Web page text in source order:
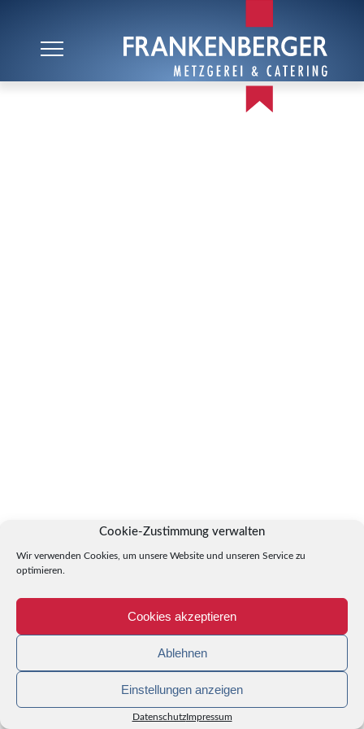
Cookie-Zustimmung verwalten
Wir verwenden Cookies, um unsere Website und unseren Service zu
optimieren.
Cookies akzeptieren
Ablehnen
Einstellungen anzeigen
DatenschutzImpressum